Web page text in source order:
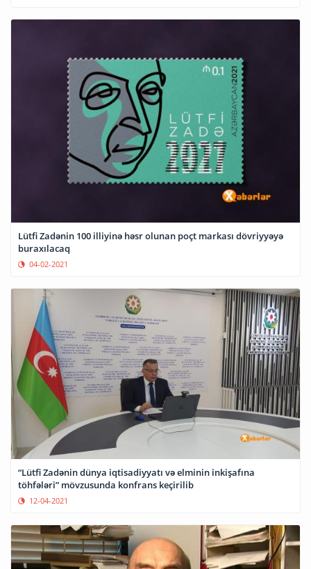
Lütfi Zadənin 100 illiyinə həsr olunan poçt markası dövriyyəyə
buraxılacaq
04-02-2021
“Lütfi Zadənin dünya iqtisadiyyatı və elminin inkişafına
töhfələri” mövzusunda konfrans keçirilib
12-04-2021